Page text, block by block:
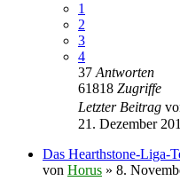
1
2
3
4
37 Antworten
61818 Zugriffe
Letzter Beitrag
21. Dezember
Das Hearthstone-Liga-
von Horus » 8.